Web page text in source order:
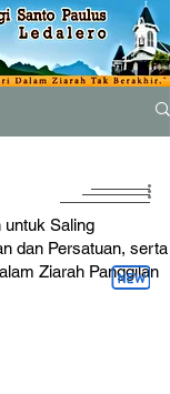
untuk Saling
dan Persatuan, serta
Ziarah Panggilan